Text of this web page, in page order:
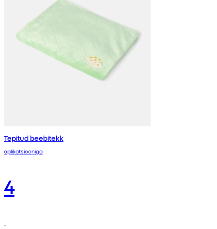
Tepitud beebitekk
aplikatsiooniga
4